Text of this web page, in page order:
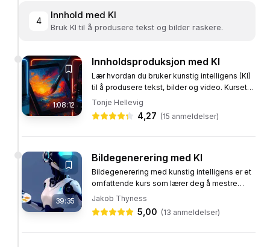
4
Innhold med KI
Bruk KI til å produsere tekst og bilder raskere.
1:08:12
Innholdsproduksjon med KI
Lær hvordan du bruker kunstig intelligens (KI)
til å produsere tekst, bilder og video. Kurset
gir deg en praktisk innføring i verktøy som
ChatGPT, Copilot,...
Tonje Hellevig
4,27 (15 anmeldelser)
39:35
Bildegenerering med KI
Bildegenerering med kunstig intelligens er et
omfattende kurs som lærer deg å mestre
kunsten å skape unike, profesjonelle bilder
kun ved hjelp av tekst og...
Jakob Thyness
5,00 (13 anmeldelser)